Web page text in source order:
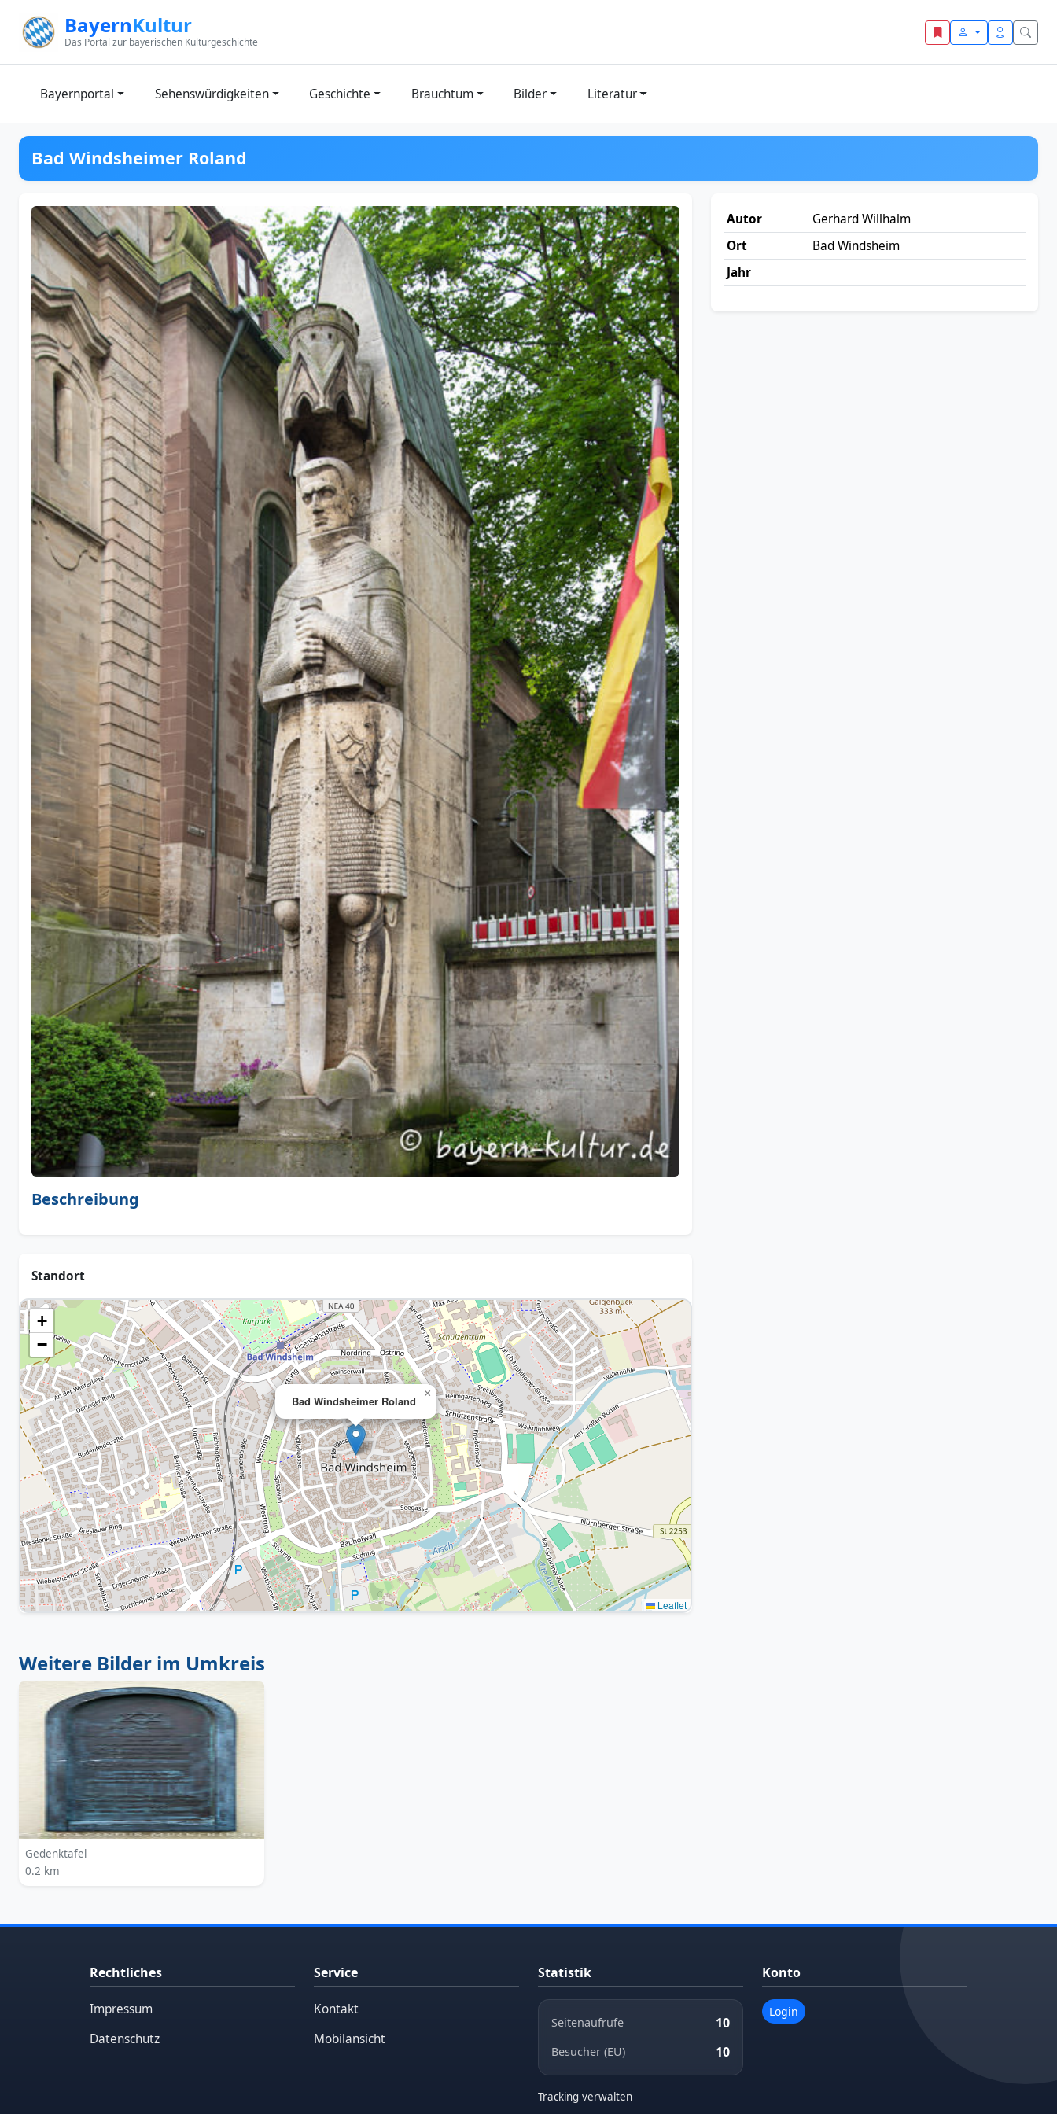
BayernKultur
Das Portal zur bayerischen Kulturgeschichte
Bayernportal Sehenswürdigkeiten Geschichte Brauchtum Bilder Literatur
Bad Windsheimer Roland
Beschreibung
Standort
Bad Windsheimer Roland
×
+
−
Leaflet
Autor
Gerhard Willhalm
Ort
Bad Windsheim
Jahr
Weitere Bilder im Umkreis
Gedenktafel
0.2 km
Rechtliches
Impressum
Datenschutz
Service
Kontakt
Mobilansicht
Statistik
Seitenaufrufe 10
Besucher (EU) 10
Tracking verwalten
Konto
Login